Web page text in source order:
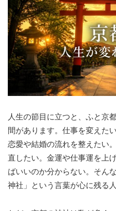
人生の節目に立つと、ふと京
間があります。仕事を変えた
恋愛や結婚の流れを整えたい
直したい。金運や仕事運を上
ばいいのか分からない。そん
神社」という言葉が心に残る